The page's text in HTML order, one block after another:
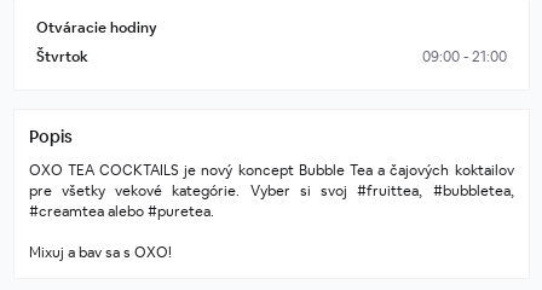
Otváracie hodiny
Štvrtok
09:00 - 21:00
Popis
OXO TEA COCKTAILS je nový koncept Bubble Tea a čajových koktailov
pre všetky vekové kategórie. Vyber si svoj #fruittea, #bubbletea,
#creamtea alebo #puretea.
Mixuj a bav sa s OXO!